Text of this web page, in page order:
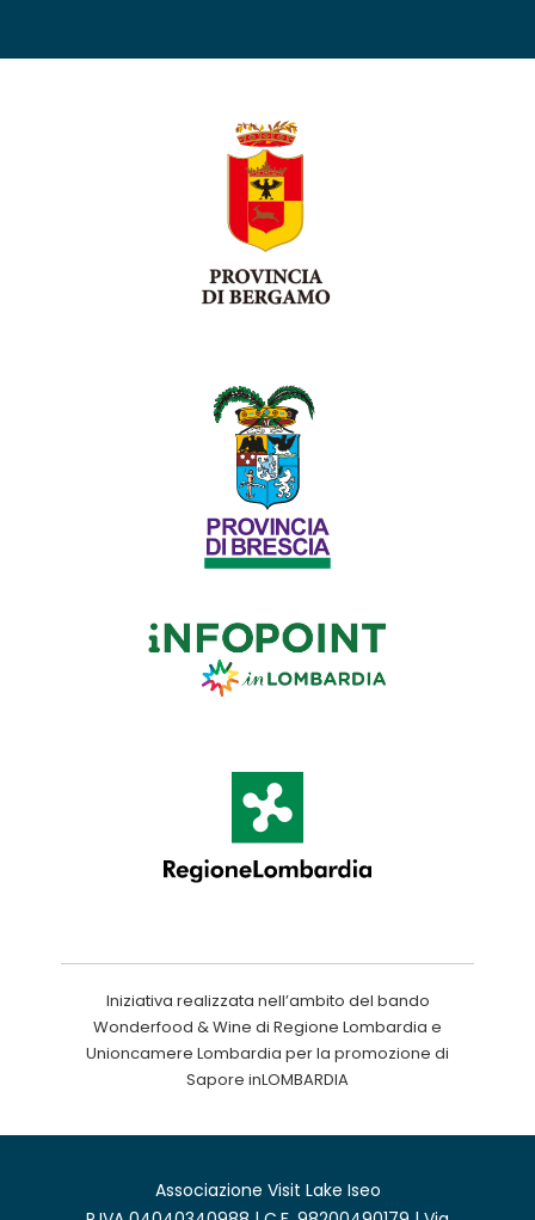
Iniziativa realizzata nell’ambito del bando
Wonderfood & Wine di Regione Lombardia e
Unioncamere Lombardia per la promozione di
Sapore inLOMBARDIA
Associazione Visit Lake Iseo